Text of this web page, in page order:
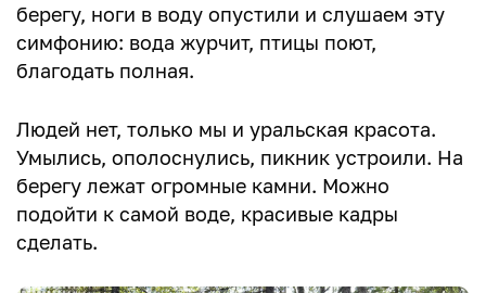
берегу, ноги в воду опустили и слушаем эту
симфонию: вода журчит, птицы поют,
благодать полная.
Людей нет, только мы и уральская красота.
Умылись, ополоснулись, пикник устроили. На
берегу лежат огромные камни. Можно
подойти к самой воде, красивые кадры
сделать.